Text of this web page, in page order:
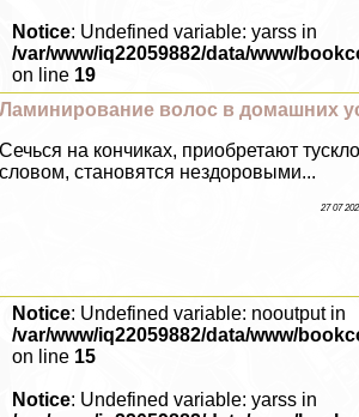
Notice: Undefined variable: yarss in
/var/www/iq22059882/data/www/
on line 19
Ламинирование волос в домашних
Сечься на кончиках, приобретают
словом, становятся нездоровыми...
27 07
Notice: Undefined variable: nooutput in
/var/www/iq22059882/data/www/
on line 15
Notice: Undefined variable: yarss in